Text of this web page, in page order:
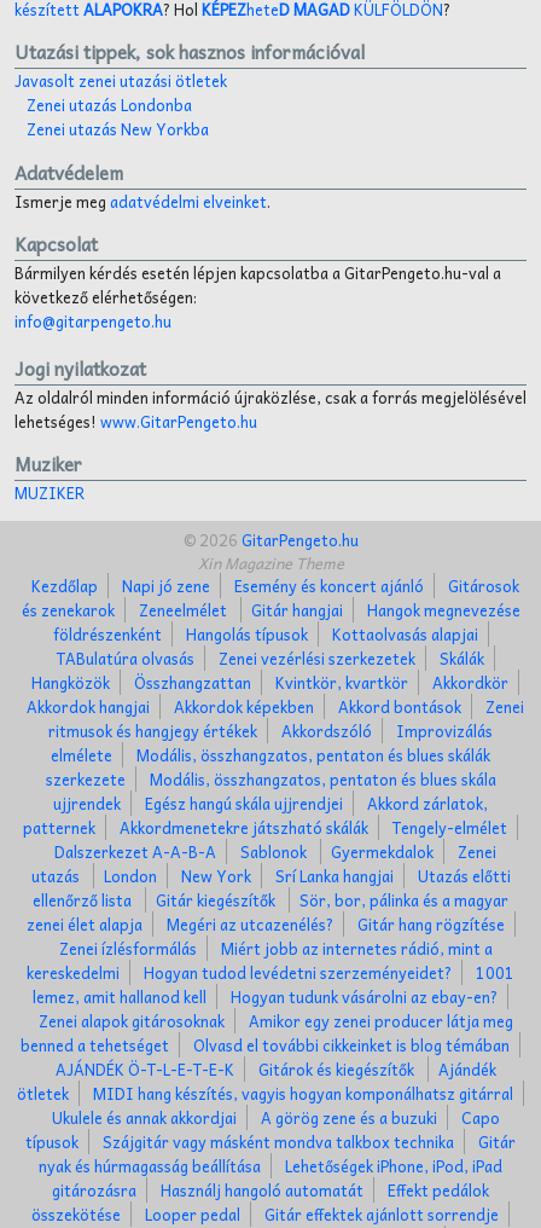
készítettALAPOKRA? HolKÉPEZheteD MAGADKÜLFÖLDÖN?
Utazási tippek, sok hasznos információval
Javasolt zenei utazási ötletek
Zenei utazás Londonba
Zenei utazás New Yorkba
Adatvédelem
Ismerje megadatvédelmi elveinket.
Kapcsolat
Bármilyen kérdés esetén lépjen kapcsolatba a GitarPengeto.hu-val a
következő elérhetőségen:
info@gitarpengeto.hu
Jogi nyilatkozat
Az oldalról minden információ újraközlése, csak a forrás megjelölésével
lehetséges! www.GitarPengeto.hu
Muziker
MUZIKER
© 2026GitarPengeto.hu
Xin Magazine Theme
Kezdőlap
Napi jó zene Esemény és koncert ajánló
Gitárosok
és zenekarok
Zeneelmélet Gitár hangjai
Hangok megnevezése
földrészenként
Hangolás típusok
Kottaolvasás alapjai
TABulatúra olvasás
Zenei vezérlési szerkezetek
Skálák
Hangközök
Összhangzattan Kvintkör, kvartkör
Akkordkör
Akkordok hangjai
Akkordok képekben Akkord bontások
Zenei
ritmusok és hangjegy értékek
Akkordszóló
Improvizálás
elmélete
Modális, összhangzatos, pentaton és blues skálák
szerkezete
Modális, összhangzatos, pentaton és blues skála
ujjrendek
Egész hangú skála ujjrendjei
Akkord zárlatok,
patternek
Akkordmenetekre játszható skálák
Tengely-elmélet
Dalszerkezet A-A-B-A
Sablonok Gyermekdalok
Zenei
utazás
London New York Srí Lanka hangjai
Utazás előtti
ellenőrző lista
Gitár kiegészítők
Sör, bor, pálinka és a magyar
zenei élet alapja
Megéri az utcazenélés?
Gitár hang rögzítése
Zenei ízlésformálás
Miért jobb az internetes rádió, mint a
kereskedelmi
Hogyan tudod levédetni szerzeményeidet?
1001
lemez, amit hallanod kell
Hogyan tudunk vásárolni az ebay-en?
Zenei alapok gitárosoknak
Amikor egy zenei producer látja meg
benned a tehetséget
Olvasd el további cikkeinket is blog témában
AJÁNDÉK Ö-T-L-E-T-E-K
Gitárok és kiegészítők
Ajándék
ötletek
MIDI hang készítés, vagyis hogyan komponálhatsz gitárral
Ukulele és annak akkordjai
A görög zene és a buzuki
Capo
típusok
Szájgitár vagy másként mondva talkbox technika
Gitár
nyak és húrmagasság beállítása
Lehetőségek iPhone, iPod, iPad
gitározásra
Használj hangoló automatát
Effekt pedálok
összekötése
Looper pedal
Gitár effektek ajánlott sorrendje